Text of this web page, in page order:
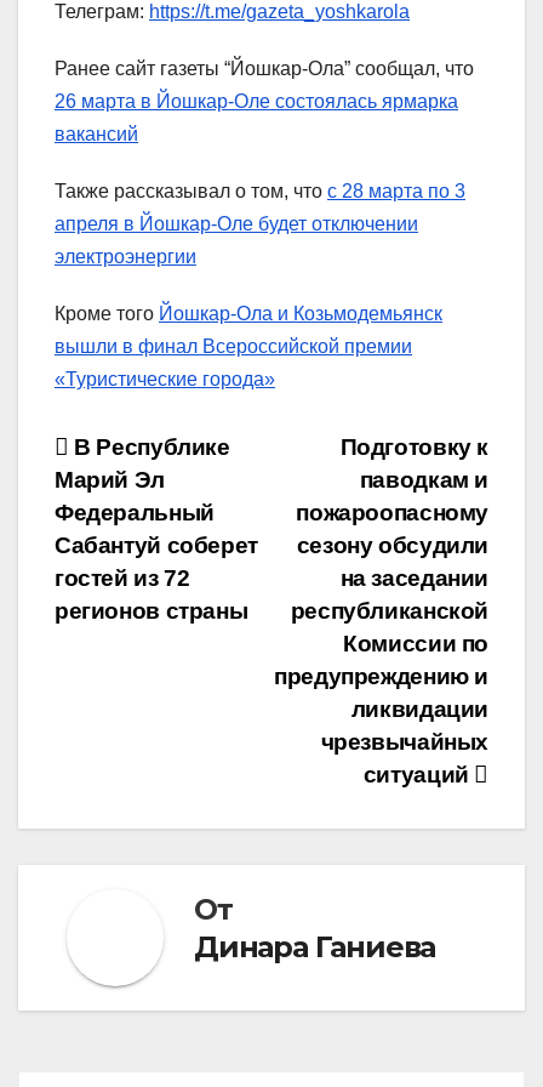
Телеграм: https://t.me/gazeta_yoshkarola
Ранее сайт газеты “Йошкар-Ола” сообщал, что
26 марта в Йошкар-Оле состоялась ярмарка
вакансий
Также рассказывал о том, что с 28 марта по 3
апреля в Йошкар-Оле будет отключении
электроэнергии
Кроме того Йошкар-Ола и Козьмодемьянск
вышли в финал Всероссийской премии
«Туристические города»
Навигация
по
записям
Подготовку к
паводкам и
пожароопасному
сезону обсудили
на заседании
республиканской
Комиссии по
предупреждению и
ликвидации
чрезвычайных
ситуаций
В Республике
Марий Эл
Федеральный
Сабантуй соберет
гостей из 72
регионов страны
От
Динара Ганиева